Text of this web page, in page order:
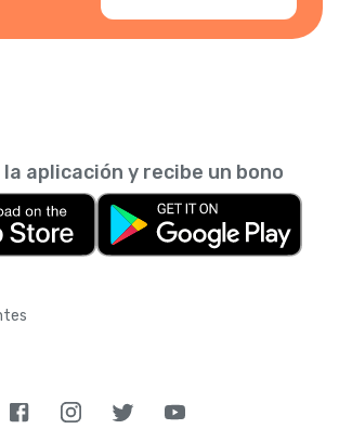
aplicación y recibe un bono